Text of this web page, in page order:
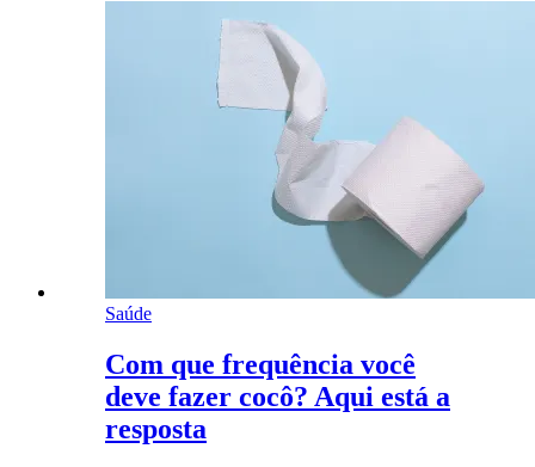
Saúde
Com que frequência você
deve fazer cocô? Aqui está a
resposta